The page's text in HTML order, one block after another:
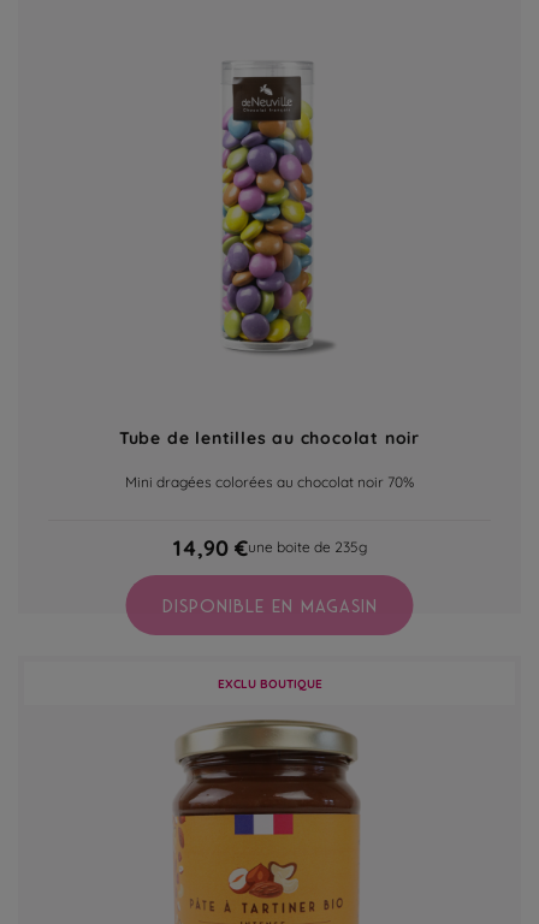
Tube de lentilles au chocolat noir
Mini dragées colorées au chocolat noir 70%
14,90 €une boite de 235g
DISPONIBLE EN MAGASIN
EXCLU BOUTIQUE